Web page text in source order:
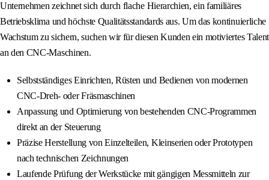
Unternehmen zeichnet sich durch flache Hierarchien, ein familiäres
Betriebsklima und höchste Qualitätsstandards aus. Um das kontinuierliche
Wachstum zu sichern, suchen wir für diesen Kunden ein motiviertes Talent
an den CNC-Maschinen.
Selbstständiges Einrichten, Rüsten und Bedienen von modernen
CNC-Dreh- oder Fräsmaschinen
Anpassung und Optimierung von bestehenden CNC-Programmen
direkt an der Steuerung
Präzise Herstellung von Einzelteilen, Kleinserien oder Prototypen
nach technischen Zeichnungen
Laufende Prüfung der Werkstücke mit gängigen Messmitteln zur